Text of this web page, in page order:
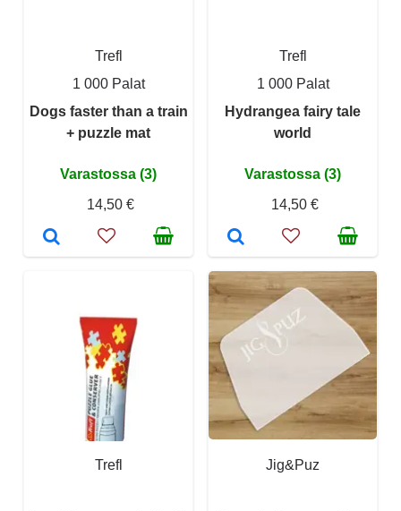
Trefl
1 000 Palat
Dogs faster than a train
+ puzzle mat
Varastossa (3)
14,50 €
Trefl
1 000 Palat
Hydrangea fairy tale
world
Varastossa (3)
14,50 €
Trefl Jig&Puz